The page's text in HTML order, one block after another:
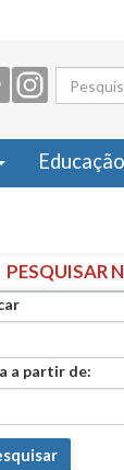
de
PESQUISAR
a partir de: